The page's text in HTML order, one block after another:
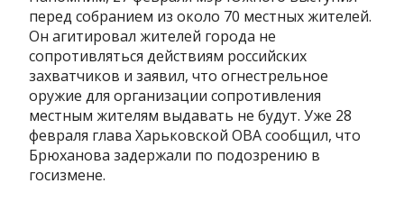
перед собранием из около 70 местных жителей.
Он агитировал жителей города не
сопротивляться действиям российских
захватчиков и заявил, что огнестрельное
оружие для организации сопротивления
местным жителям выдавать не будут. Уже 28
февраля глава Харьковской ОВА сообщил, что
Брюханова задержали по подозрению в
госизмене.